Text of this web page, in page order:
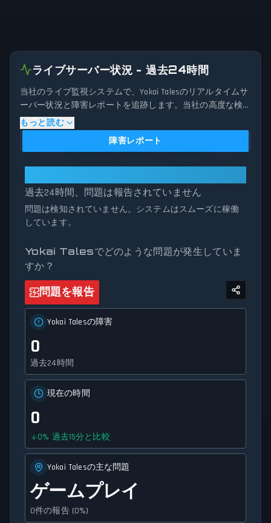
ライブサーバー状況 - 過去24時間
当社のライブ監視システムで、Yokai Talesのリアルタイムサ
ーバー状況と障害レポートを追跡します。当社の高度な検
出アルゴリズムは、過去24時間に送信された接続問題、サ
ーバー問題、サービス中断の報告を分析します。現在の
Yokai Talesサーバーパフォーマンスを過去のデータパターン
テナンスで停止している場合でも、予期せぬ接続問題を経
験している場合でも、当社のステータストラッカーは、サ
ービスの可用性とネットワーク状況に関する正確で最新の
情報を提供します。
もっと読む
障害レポート
過去24時間、問題は報告されていません
問題は検知されていません。システムはスムーズに稼働
しています。
Yokai Talesでどのような問題が発生していま
すか？
問題を報告
Yokai Talesの障害
0
過去24時間
現在の時間
0
0% 過去15分と比較
Yokai Talesの主な問題
ゲームプレイ
0件の報告 (0%)